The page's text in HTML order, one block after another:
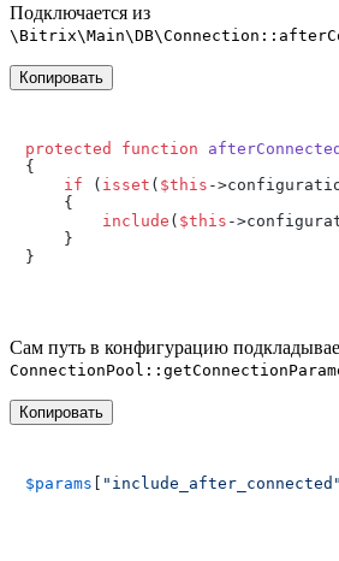
Подключается из
Копировать
protected function afterConnected
{
if ( isset ( $this -
    {
include ( $this -
    }
Сам путь в конфигурацию
Копировать
$params "include_after_connected"